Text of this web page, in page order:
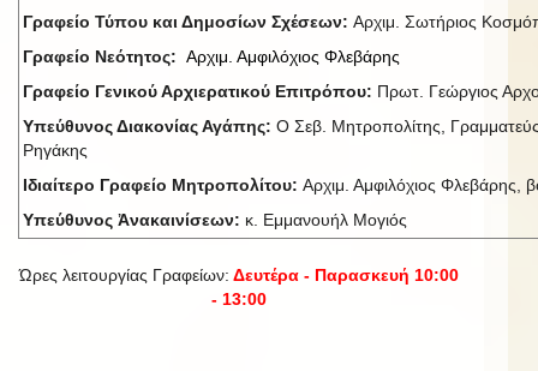
Γραφείο Τύπου και Δημοσίων Σχέσεων: Αρχιμ. Σωτήριος
Γραφείο Νεότητος: Αρχιμ. Αμφιλόχιος Φλεβάρης
Γραφείο Γενικού Αρχιερατικού Επιτρόπου: Πρωτ. Γεώργιος
Υπεύθυνος Διακονίας Αγάπης: Ο Σεβ. Μητροπολίτης,
Ρηγάκης
Ιδιαίτερο Γραφείο Μητροπολίτου: Αρχιμ. Αμφιλόχιος Φλεβάρης,
Υπεύθυνος Ἀνακαινίσεων: κ. Εμμανουήλ Μογιός
Ώρες λειτουργίας Γραφείων: Δευτέρα - Παρασκευή 10:00
- 13:00